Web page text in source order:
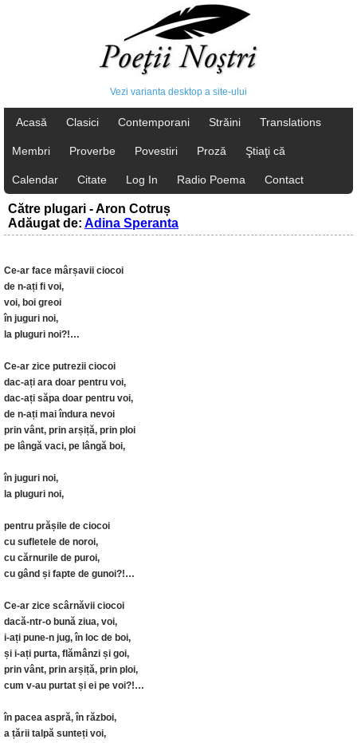
Vezi varianta desktop a site-ului
Acasă Clasici Contemporani Străini Translations
Membri Proverbe Povestiri Proză Ştiaţi că
Calendar Citate Log In Radio Poema Contact
Către plugari - Aron Cotruș
Adăugat de: Adina Speranta
Ce-ar face mârșavii ciocoi
de n-ați fi voi,
voi, boi greoi
în juguri noi,
la pluguri noi?!…
Ce-ar zice putrezii ciocoi
dac-ați ara doar pentru voi,
dac-ați săpa doar pentru voi,
de n-ați mai îndura nevoi
prin vânt, prin arșiță, prin ploi
pe lângă vaci, pe lângă boi,
în juguri noi,
la pluguri noi,
pentru prășile de ciocoi
cu sufletele de noroi,
cu cărnurile de puroi,
cu gând și fapte de gunoi?!…
Ce-ar zice scârnăvii ciocoi
dacă-ntr-o bună ziua, voi,
i-ați pune-n jug, în loc de boi,
și i-ați purta, flămânzi și goi,
prin vânt, prin arșiță, prin ploi,
cum v-au purtat și ei pe voi?!…
în pacea aspră, în război,
a țării talpă sunteți voi,